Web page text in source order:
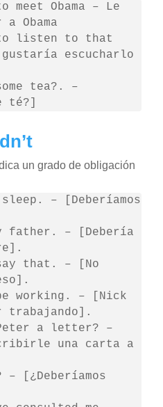
Obama – Le
Obama
listen to that
escucharlo
tea?. –
té?]
un grado de obligación
– [Deberíamos
father. – [Debería
that. – [No
working. – [Nick
trabajando].
a letter? –
una carta a
– [¿Deberíamos